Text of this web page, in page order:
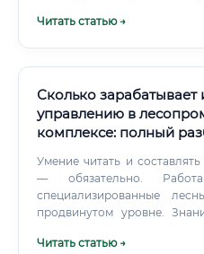
материалов, оконных рам,
циклов для
производительности.
Читать статью →
Сколько
управлению в
комплексе: полный
Умение читать и
— обязательно.
специализированные
продвинутом уровне.
трудоустройстве в крупные
Читать статью →